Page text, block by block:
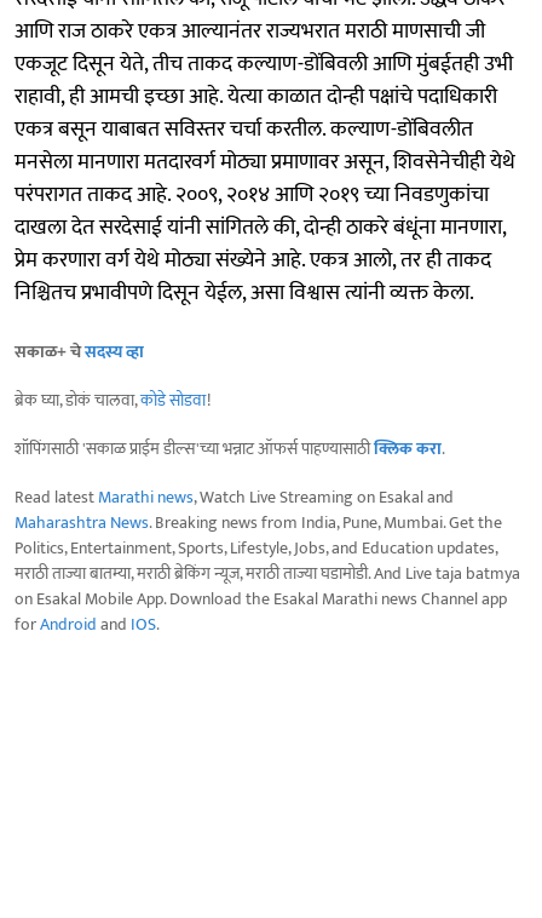
आणि राज ठाकरे एकत्र आल्यानंतर राज्यभरात मराठी माणसाची जी
एकजूट दिसून येते, तीच ताकद कल्याण-डोंबिवली आणि मुंबईतही उभी
राहावी, ही आमची इच्छा आहे. येत्या काळात दोन्ही पक्षांचे पदाधिकारी
एकत्र बसून याबाबत सविस्तर चर्चा करतील. कल्याण-डोंबिवलीत
मनसेला मानणारा मतदारवर्ग मोठ्या प्रमाणावर असून, शिवसेनेचीही येथे
परंपरागत ताकद आहे. २००९, २०१४ आणि २०१९ च्या निवडणुकांचा
दाखला देत सरदेसाई यांनी सांगितले की, दोन्ही ठाकरे बंधूंना मानणारा,
प्रेम करणारा वर्ग येथे मोठ्या संख्येने आहे. एकत्र आलो, तर ही ताकद
निश्चितच प्रभावीपणे दिसून येईल, असा विश्वास त्यांनी व्यक्त केला.
सकाळ+ चेसदस्य व्हा
ब्रेक घ्या, डोकं चालवा,कोडे सोडवा!
शॉपिंगसाठी 'सकाळ प्राईम डील्स'च्या भन्नाट ऑफर्स पाहण्यासाठीक्लिक करा.
Read latestMarathi news, Watch Live Streaming on Esakal and
Maharashtra News. Breaking news from India, Pune, Mumbai. Get the
Politics, Entertainment, Sports, Lifestyle, Jobs, and Education updates,
मराठी ताज्या बातम्या, मराठी ब्रेकिंग न्यूज, मराठी ताज्या घडामोडी. And Live taja batmya
on Esakal Mobile App. Download the Esakal Marathi news Channel app
forAndroidand IOS.